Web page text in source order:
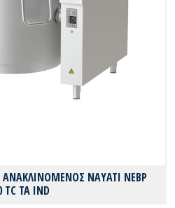
NAYATI NEBP
TC TA IND